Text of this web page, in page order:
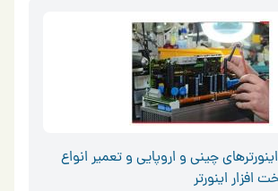
چینی و اروپایی و تعمیر انواع
افزار اینورتر